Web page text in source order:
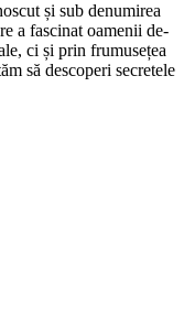
și sub denumirea
a fascinat oamenii de-
ci și prin frumusețea
să descoperi secretele